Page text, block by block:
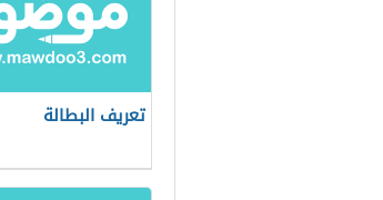
تعريف البطالة